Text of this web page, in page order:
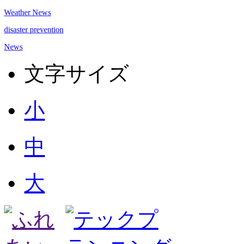
Weather News
disaster prevention
News
文字サイズ
小
中
大